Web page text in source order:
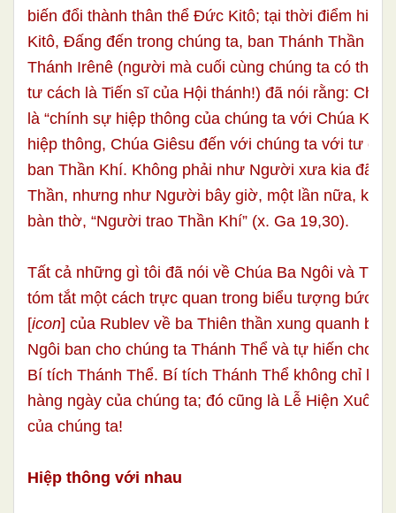
biến đổi thành thân thể Đức Kitô; tại thời điểm hiệp
Kitô, Đấng đến trong chúng ta, ban Thánh Thần
Thánh Irênê (người mà cuối cùng chúng ta có thể
tư cách là Tiến sĩ của Hội thánh!) đã nói rằng:
là “chính sự hiệp thông của chúng ta với Chúa
hiệp thông, Chúa Giêsu đến với chúng ta với tư
ban Thần Khí. Không phải như Người xưa kia đã
Thần, nhưng như Người bây giờ, một lần nữa, khi
bàn thờ, “Người trao Thần Khí” (x. Ga 19,30).
Tất cả những gì tôi đã nói về Chúa Ba Ngôi và
tóm tắt một cách trực quan trong biểu tượng bức
[icon] của Rublev về ba Thiên thần xung quanh
Ngôi ban cho chúng ta Thánh Thể và tự hiến cho
Bí tích Thánh Thể. Bí tích Thánh Thể không chỉ là
hàng ngày của chúng ta; đó cũng là Lễ Hiện Xuống
của chúng ta!
Hiệp thông với nhau